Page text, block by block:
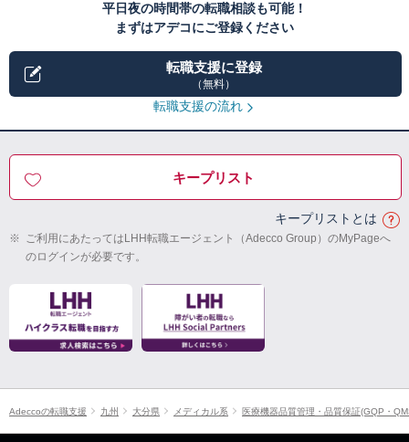
平日夜の時間帯の転職相談も可能！
まずはアデコにご登録ください
転職支援に登録
（無料）
転職支援の流れ
キープリスト
キープリストとは
※ ご利用にあたってはLHH転職エージェント（Adecco Group）のMyPageへ
のログインが必要です。
Adeccoの転職支援 九州 大分県 メディカル系 医療機器品質管理・品質保証(GQP・